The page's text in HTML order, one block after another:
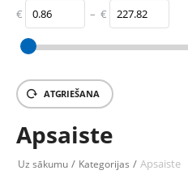
€ – €
0.86
ATGRIEŠANA
Apsaiste
Uz sākumu / Kategorijas / Apsaiste